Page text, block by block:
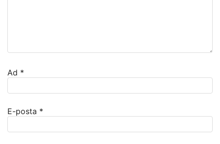
Ad *
E-posta *